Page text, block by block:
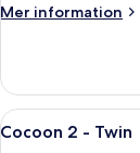
Mer information
Mer
rum
Öppna
alla
4
Cocoon 2 - Twin